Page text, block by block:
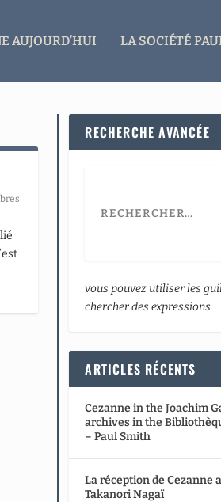
AUJOURD’HUI LA SOCIÉTÉ
RECHERCHE AVANCÉE
vous pouvez utiliser les
chercher des expressions
ARTICLES RÉCENTS
Cezanne in the Joachim
archives in the
– Paul Smith
La réception de Cezanne
Takanori Nagaï